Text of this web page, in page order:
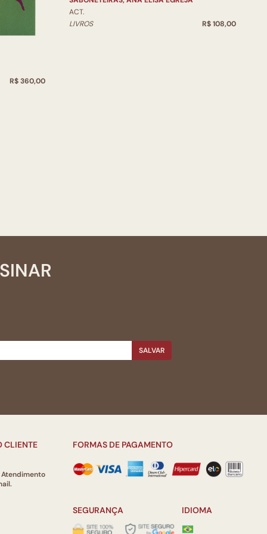
R$ 360,00
ACT.
LIVROS
R$ 108,00
SALVAR
CLIENTE
Atendimento
FORMAS DE PAGAMENTO
SEGURANÇA IDIOMA